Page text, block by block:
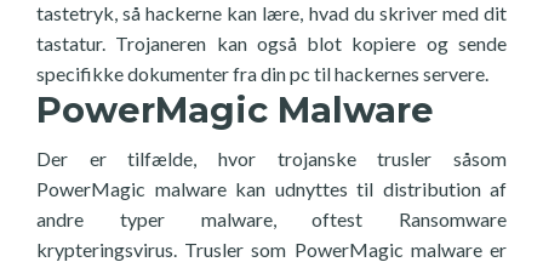
tastetryk, så hackerne kan lære, hvad du skriver med dit
tastatur. Trojaneren kan også blot kopiere og sende
specifikke dokumenter fra din pc til hackernes servere.
PowerMagic Malware
Der er tilfælde, hvor trojanske trusler såsom
PowerMagic malware kan udnyttes til distribution af
andre typer malware, oftest Ransomware
krypteringsvirus. Trusler som PowerMagic malware er